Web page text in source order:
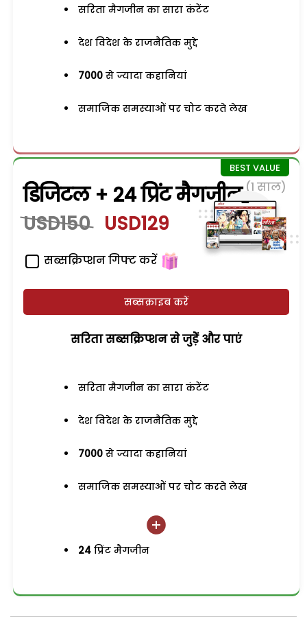
सरिता मैगजीन का सारा कंटेंट
देश विदेश के राजनैतिक मुद्दे
7000 से ज्यादा कहानियां
समाजिक समस्याओं पर चोट करते लेख
डिजिटल + 24 प्रिंट मैगजीन (1 साल)
USD150 USD129
सब्सक्रिप्शन गिफ्ट करें
सब्सक्राइब करें
सरिता सब्सक्रिप्शन से जुड़ेें और पाएं
सरिता मैगजीन का सारा कंटेंट
देश विदेश के राजनैतिक मुद्दे
7000 से ज्यादा कहानियां
समाजिक समस्याओं पर चोट करते लेख
24 प्रिंट मैगजीन